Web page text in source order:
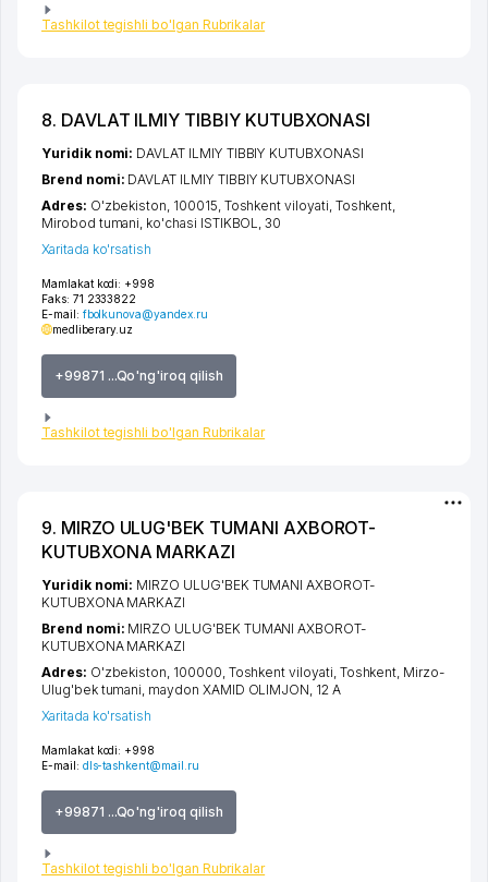
Tashkilot tegishli bo'lgan Rubrikalar
8. DAVLAT ILMIY TIBBIY KUTUBXONASI
Mamlakat kodi: +998
Faks: 71 2333822
E-mail: fbolkunova@yandex.ru
medliberary.uz
+99871 ...Qo'ng'iroq qilish
Tashkilot tegishli bo'lgan Rubrikalar
Yuridik nomi: DAVLAT ILMIY TIBBIY KUTUBXONASI
Brend nomi: DAVLAT ILMIY TIBBIY KUTUBXONASI
Adres: O'zbekiston, 100015, Toshkent viloyati Toshkent
Mirobod tumani ko'chasi ISTIKBOL
, 30
Xaritada ko'rsatish
9. MIRZO ULUG'BEK TUMANI AXBOROT-
KUTUBXONA MARKAZI
Mamlakat kodi: +998
E-mail: dls-tashkent@mail.ru
+99871 ...Qo'ng'iroq qilish
Tashkilot tegishli bo'lgan Rubrikalar
Yuridik nomi: MIRZO ULUG'BEK TUMANI AXBOROT-
KUTUBXONA MARKAZI
Brend nomi: MIRZO ULUG'BEK TUMANI AXBOROT-
KUTUBXONA MARKAZI
Adres: O'zbekiston, 100000, Toshkent viloyati Toshkent Mirzo-
Ulug'bek tumani maydon XAMID OLIMJON , 12 А
Xaritada ko'rsatish